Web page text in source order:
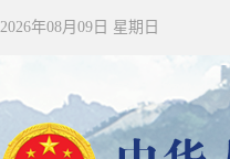
2026年08月09日 星期日